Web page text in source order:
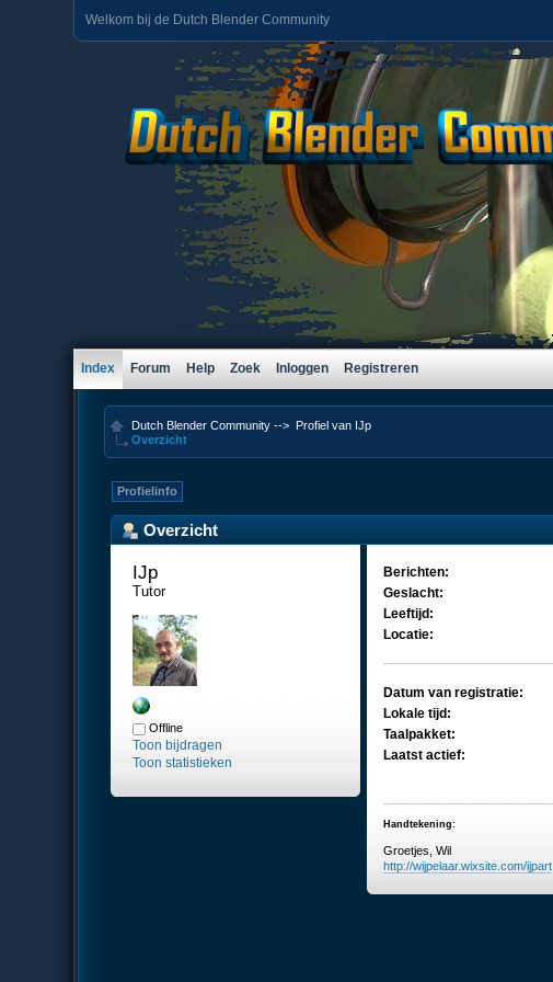
Welkom bij de Dutch Blender Community
Index Forum Help Zoek Inloggen Registreren
Dutch Blender Community --> Profiel van IJp
Overzicht
Profielinfo
Overzicht
IJp
Tutor
Offline
Toon bijdragen
Toon statistieken
Berichten:
Geslacht:
Leeftijd:
Locatie:
Datum van registratie:
Lokale tijd:
Taalpakket:
Laatst actief:
Handtekening:
Groetjes, Wil
http://wijpelaar.wixsite.com/ijpart